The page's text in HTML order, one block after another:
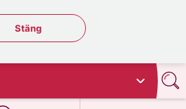
Stäng regionsväljaren
Stäng
på 1177.se